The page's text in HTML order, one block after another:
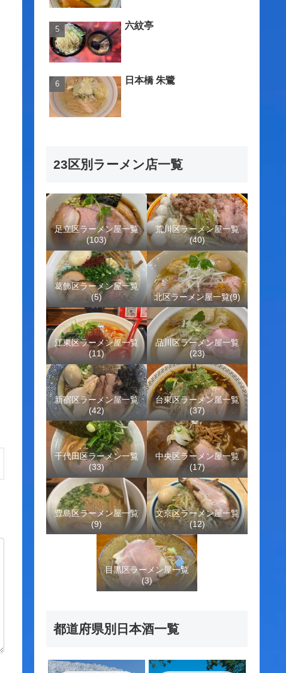
六紋亭
日本橋 朱鷺
23区別ラーメン店一覧
足立区ラーメン屋一覧
(103)
荒川区ラーメン屋一覧
(40)
葛飾区ラーメン屋一覧
(5)
北区ラーメン屋一覧(9)
江東区ラーメン屋一覧
(11)
品川区ラーメン屋一覧
(23)
新宿区ラーメン屋一覧
(42)
台東区ラーメン屋一覧
(37)
千代田区ラーメン一覧
(33)
中央区ラーメン屋一覧
(17)
豊島区ラーメン屋一覧
(9)
文京区ラーメン屋一覧
(12)
目黒区ラーメン屋一覧
(3)
都道府県別日本酒一覧